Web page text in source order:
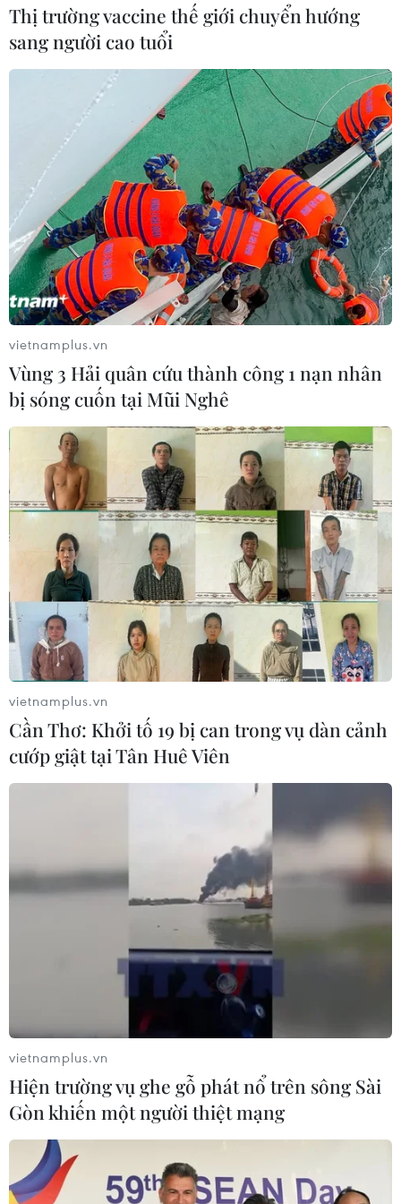
năm 2020.
Những con bài chính trong năm thứ ba tại
nhiệm của ông Trump
16/02/2019 00:59
Khi Tổng thống Mỹ Trump chuẩn bị cuộc gặp thượng
đỉnh lần hai với nhà lãnh đạo Triều Tiên Kim Jong-un,
ông sẽ muốn tái hiện bầu không khí hồi hộp chờ đợi,
những màn đặt cược "được ăn cả ngã về không."
Tổng thống Donald Trump đặt cược vào
thượng đỉnh Mỹ-Triều lần hai
23/02/2019 23:32
Cuộc gặp thượng đỉnh Mỹ-Triều dự kiến diễn ra tại Hà
Nội mang lại cơ hội để thay đổi vị thế chính trị của ông
Trump sau thất bại của đảng Cộng hòa trong cuộc bầu
cử giữa nhiệm kỳ hồi tháng 11/2018.
Thị trường vaccine thế giới chuyển hướng
sang người cao tuổi
vietnamplus.vn
Vùng 3 Hải quân cứu thành công 1 nạn nhân
bị sóng cuốn tại Mũi Nghê
vietnamplus.vn
Cần Thơ: Khởi tố 19 bị can trong vụ dàn cảnh
cướp giật tại Tân Huê Viên
vietnamplus.vn
Hiện trường vụ ghe gỗ phát nổ trên sông Sài
Gòn khiến một người thiệt mạng